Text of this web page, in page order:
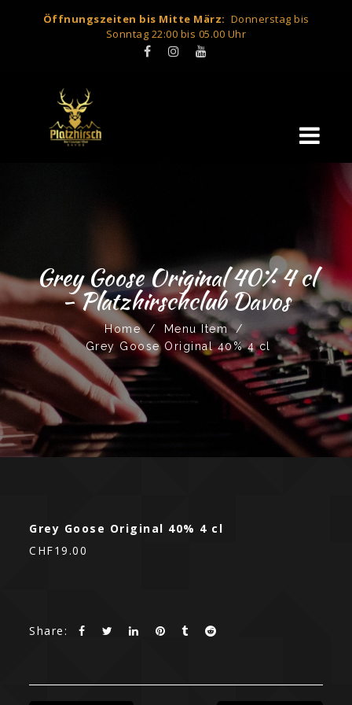
Öffnungszeiten bis Mitte März: Donnerstag bis
Sonntag 22:00 bis 05.00 Uhr
Grey Goose Original 40% 4 cl
- Platzhirschclub Davos
Home / Menu Item
/
Grey Goose Original 40% 4 cl
Grey Goose Original 40% 4 cl
CHF19.00
Share: